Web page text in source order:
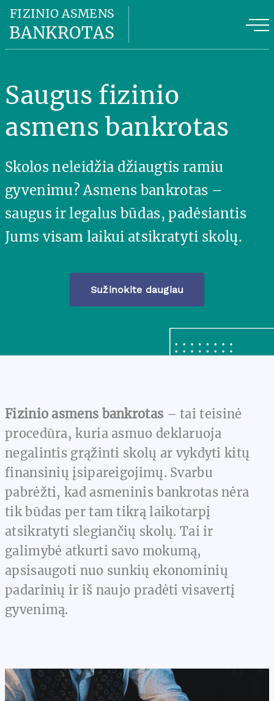
FIZINIO ASMENS
BANKROTAS Fizinio asmens bankroto kaina
Apie mus
Kontaktai
Saugus fizinio
asmens bankrotas
Skolos neleidžia džiaugtis ramiu
gyvenimu? Asmens bankrotas –
saugus ir legalus būdas, padėsiantis
Jums visam laikui atsikratyti skolų.
Sužinokite daugiau
Fizinio asmens bankrotas – tai teisinė
procedūra, kuria asmuo deklaruoja
negalintis grąžinti skolų ar vykdyti kitų
finansinių įsipareigojimų. Svarbu
pabrėžti, kad asmeninis bankrotas nėra
tik būdas per tam tikrą laikotarpį
atsikratyti slegiančių skolų. Tai ir
galimybė atkurti savo mokumą,
apsisaugoti nuo sunkių ekonominių
padarinių ir iš naujo pradėti visavertį
gyvenimą.